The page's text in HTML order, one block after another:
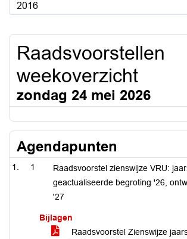
2016
Raadsvoorstellen
weekoverzicht
zondag 24 mei 2026
Agendapunten
1
Raadsvoorstel zienswijze VRU:
geactualiseerde begroting '26,
'27
Bijlagen
Raadsvoorstel Zienswijze